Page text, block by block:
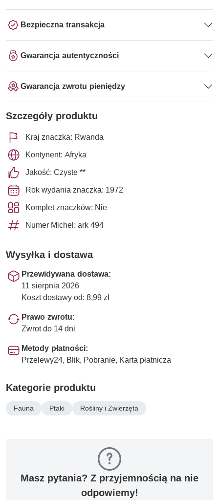
Bezpieczna transakcja
Gwarancja autentyczności
Gwarancja zwrotu pieniędzy
Szczegóły produktu
Kraj znaczka: Rwanda
Kontynent: Afryka
Jakość: Czyste **
Rok wydania znaczka: 1972
Komplet znaczków: Nie
Numer Michel: ark 494
Wysyłka i dostawa
Przewidywana dostawa:
11 sierpnia 2026
Koszt dostawy od: 8,99 zł
Prawo zwrotu:
Zwrot do 14 dni
Metody płatności:
Przelewy24, Blik, Pobranie, Karta płatnicza
Kategorie produktu
Fauna Ptaki Rośliny i Zwierzęta
Masz pytania? Z przyjemnością na nie
odpowiemy!